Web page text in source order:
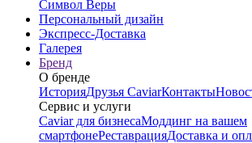
Символ Веры
Персональный дизайн
Экспресс-Доставка
Галерея
Бренд
О бренде
ИсторияДрузья CaviarКонтакты
Сервис и услуги
Caviar для бизнесаМоддинг на вашем
смартфонеРеставрацияДоставка и